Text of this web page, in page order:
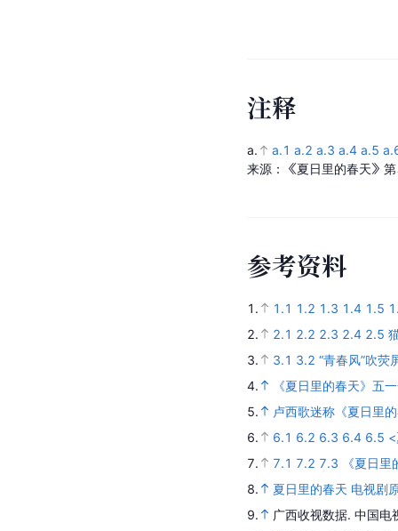
注释
a. a.1 a.2 a.3 a.4 a.5
来源：《夏日里的春天》
参考资料
1. 1.1 1.2 1.3 1.4 1.5
2.
2.1 2.2 2.3 2.4 2.5
3.
3.1 3.2 “青春风”吹荧
4.
《夏日里的春天》五
5.
卢西歌迷称《夏日里
6.
6.1 6.2 6.3 6.4 6.5
7.
7.1 7.2 7.3
《夏日
8.
夏日里的春天 电视剧
9.
广西收视数据. 中国电